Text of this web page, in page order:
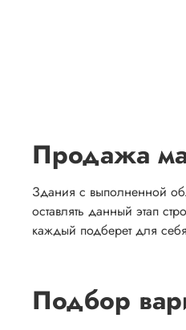
Продажа
Здания с выполненной
оставлять данный этап
каждый подберет для
Подбор